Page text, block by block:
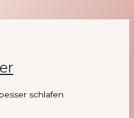
schlafen